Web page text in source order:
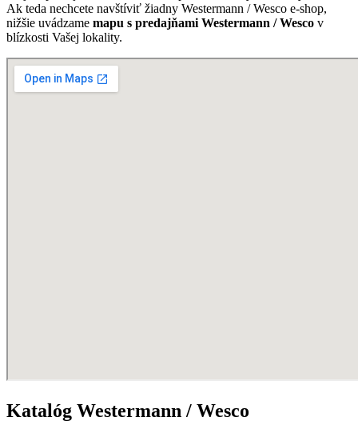
Ak teda nechcete navštíviť žiadny Westermann / Wesco e-shop,
nižšie uvádzame mapu s predajňami Westermann / Wesco v
blízkosti Vašej lokality.
Katalóg Westermann / Wesco